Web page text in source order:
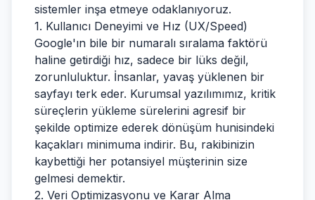
sistemler inşa etmeye odaklanıyoruz.
1. Kullanıcı Deneyimi ve Hız (UX/Speed)
Google'ın bile bir numaralı sıralama faktörü
haline getirdiği hız, sadece bir lüks değil,
zorunluluktur. İnsanlar, yavaş yüklenen bir
sayfayı terk eder. Kurumsal yazılımımız, kritik
süreçlerin yükleme sürelerini agresif bir
şekilde optimize ederek dönüşüm hunisindeki
kaçakları minimuma indirir. Bu, rakibinizin
kaybettiği her potansiyel müşterinin size
gelmesi demektir.
2. Veri Optimizasyonu ve Karar Alma